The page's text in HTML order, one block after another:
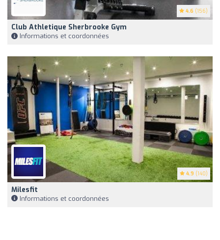
4.6 (156)
Club Athletique Sherbrooke Gym
Informations et coordonnées
4.9 (140)
Milesfit
Informations et coordonnées